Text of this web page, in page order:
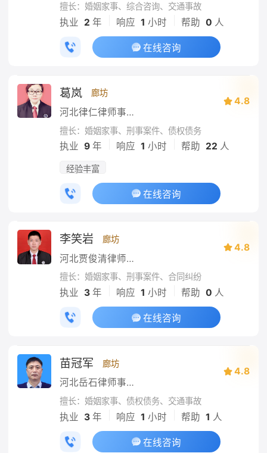
擅长：婚姻家事、综合咨询、交通事故
执业 2 年 响应 1 小时 帮助 0 人
在线咨询
葛岚 廊坊
河北律仁律师事务所
4.8
擅长：婚姻家事、刑事案件、债权债务
执业 9 年 响应 1 小时 帮助 22 人
经验丰富
在线咨询
李笑岩 廊坊
河北贾俊清律师事务所
4.8
擅长：婚姻家事、刑事案件、合同纠纷
执业 3 年 响应 1 小时 帮助 0 人
在线咨询
苗冠军 廊坊
河北岳石律师事务所
4.8
擅长：婚姻家事、债权债务、交通事故
执业 3 年 响应 1 小时 帮助 1 人
在线咨询